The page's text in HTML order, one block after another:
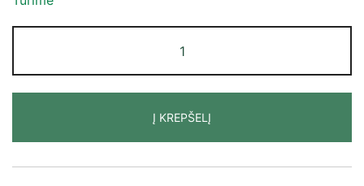
Į KREPŠELĮ